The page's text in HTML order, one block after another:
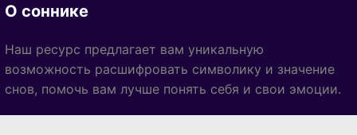
О соннике
Наш ресурс предлагает вам уникальную
возможность расшифровать символику и значение
снов, помочь вам лучше понять себя и свои эмоции.